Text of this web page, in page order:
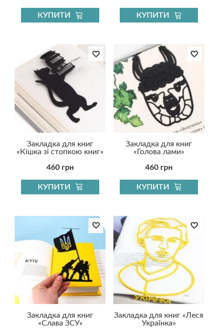
КУПИТИ КУПИТИ
Закладка для книг
«Кішка зі стопкою книг»
460 грн
КУПИТИ
Закладка для книг
«Голова лами»
460 грн
КУПИТИ
Закладка для книг
«Слава ЗСУ»
Закладка для книг «Леся
Українка»